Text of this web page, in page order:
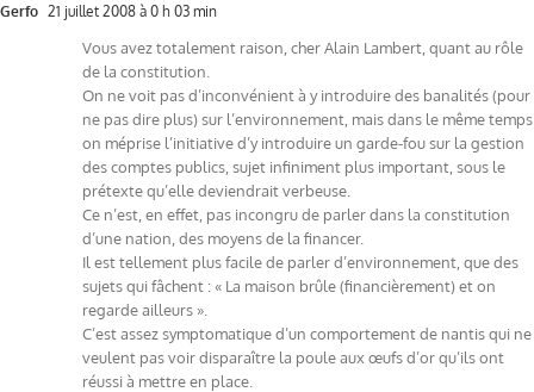
Gerfo 21 juillet 2008 à 0 h 03 min
Vous avez totalement raison, cher Alain Lambert, quant au rôle
de la constitution.
On ne voit pas d’inconvénient à y introduire des banalités (pour
ne pas dire plus) sur l’environnement, mais dans le même temps
on méprise l’initiative d’y introduire un garde-fou sur la gestion
des comptes publics, sujet infiniment plus important, sous le
prétexte qu’elle deviendrait verbeuse.
Ce n’est, en effet, pas incongru de parler dans la constitution
d’une nation, des moyens de la financer.
Il est tellement plus facile de parler d’environnement, que des
sujets qui fâchent : « La maison brûle (financièrement) et on
regarde ailleurs ».
C’est assez symptomatique d’un comportement de nantis qui ne
veulent pas voir disparaître la poule aux œufs d’or qu’ils ont
réussi à mettre en place.